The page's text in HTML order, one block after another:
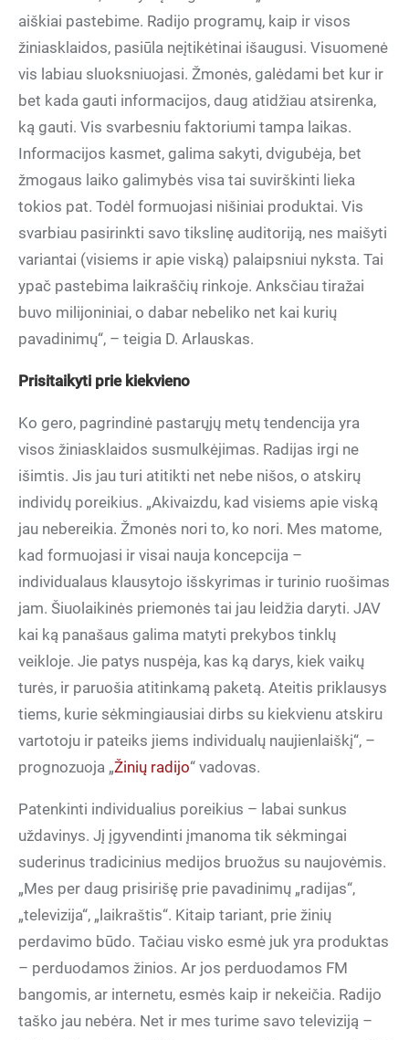
aiškiai pastebime. Radijo programų, kaip ir visos
žiniasklaidos, pasiūla neįtikėtinai išaugusi. Visuomenė
vis labiau sluoksniuojasi. Žmonės, galėdami bet kur ir
bet kada gauti informacijos, daug atidžiau atsirenka,
ką gauti. Vis svarbesniu faktoriumi tampa laikas.
Informacijos kasmet, galima sakyti, dvigubėja, bet
žmogaus laiko galimybės visa tai suvirškinti lieka
tokios pat. Todėl formuojasi nišiniai produktai. Vis
svarbiau pasirinkti savo tikslinę auditoriją, nes maišyti
variantai (visiems ir apie viską) palaipsniui nyksta. Tai
ypač pastebima laikraščių rinkoje. Anksčiau tiražai
buvo milijoniniai, o dabar nebeliko net kai kurių
pavadinimų“, – teigia D. Arlauskas.
Prisitaikyti prie kiekvieno
Ko gero, pagrindinė pastarųjų metų tendencija yra
visos žiniasklaidos susmulkėjimas. Radijas irgi ne
išimtis. Jis jau turi atitikti net nebe nišos, o atskirų
individų poreikius. „Akivaizdu, kad visiems apie viską
jau nebereikia. Žmonės nori to, ko nori. Mes matome,
kad formuojasi ir visai nauja koncepcija –
individualaus klausytojo išskyrimas ir turinio ruošimas
jam. Šiuolaikinės priemonės tai jau leidžia daryti. JAV
kai ką panašaus galima matyti prekybos tinklų
veikloje. Jie patys nuspėja, kas ką darys, kiek vaikų
turės, ir paruošia atitinkamą paketą. Ateitis priklausys
tiems, kurie sėkmingiausiai dirbs su kiekvienu atskiru
vartotoju ir pateiks jiems individualų naujienlaiškį“, –
prognozuoja „Žinių radijo“ vadovas.
Patenkinti individualius poreikius – labai sunkus
uždavinys. Jį įgyvendinti įmanoma tik sėkmingai
suderinus tradicinius medijos bruožus su naujovėmis.
„Mes per daug prisirišę prie pavadinimų „radijas“,
„televizija“, „laikraštis“. Kitaip tariant, prie žinių
perdavimo būdo. Tačiau visko esmė juk yra produktas
– perduodamos žinios. Ar jos perduodamos FM
bangomis, ar internetu, esmės kaip ir nekeičia. Radijo
taško jau nebėra. Net ir mes turime savo televiziją –